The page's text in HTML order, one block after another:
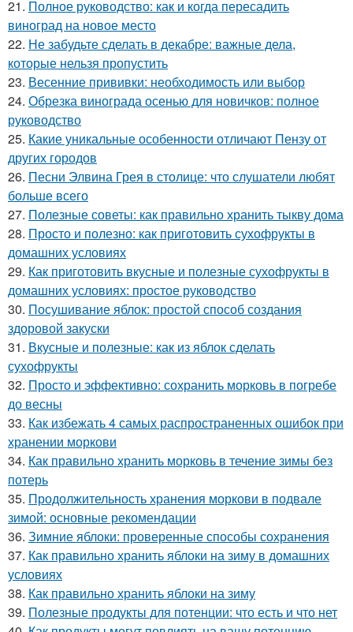
21. Полное руководство: как и когда пересадить
виноград на новое место
22. Не забудьте сделать в декабре: важные дела,
которые нельзя пропустить
23. Весенние прививки: необходимость или выбор
24. Обрезка винограда осенью для новичков: полное
руководство
25. Какие уникальные особенности отличают Пензу от
других городов
26. Песни Элвина Грея в столице: что слушатели любят
больше всего
27. Полезные советы: как правильно хранить тыкву дома
28. Просто и полезно: как приготовить сухофрукты в
домашних условиях
29. Как приготовить вкусные и полезные сухофрукты в
домашних условиях: простое руководство
30. Посушивание яблок: простой способ создания
здоровой закуски
31. Вкусные и полезные: как из яблок сделать
сухофрукты
32. Просто и эффективно: сохранить морковь в погребе
до весны
33. Как избежать 4 самых распространенных ошибок при
хранении моркови
34. Как правильно хранить морковь в течение зимы без
потерь
35. Продолжительность хранения моркови в подвале
зимой: основные рекомендации
36. Зимние яблоки: проверенные способы сохранения
37. Как правильно хранить яблоки на зиму в домашних
условиях
38. Как правильно хранить яблоки на зиму
39. Полезные продукты для потенции: что есть и что нет